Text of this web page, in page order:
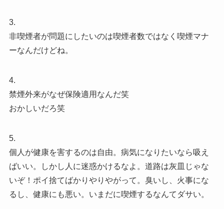
3.
非喫煙者が問題にしたいのは喫煙者数ではなく喫煙マナ
ーなんだけどね。
4.
禁煙外来がなぜ保険適用なんだ笑
おかしいだろ笑
5.
個人が健康を害するのは自由。病気になりたいなら吸え
ばいい。しかし人に迷惑かけるなよ。道路は灰皿じゃな
いぞ！ポイ捨てばかりやりやがって。臭いし、火事にな
るし、健康にも悪い。いまだに喫煙するなんてダサい。